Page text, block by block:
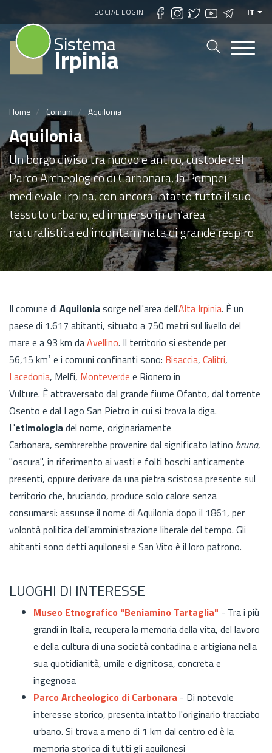
Salta
al
SOCIAL LOGIN IT
Sistema
Irpinia
Home Comuni Aquilonia
Aquilonia
Un borgo diviso tra nuovo e antico, custode del
Parco Archeologico di Carbonara, la Pompei
medievale irpina, con ancora intatto tutto il suo
tessuto urbano, ed immerso in un’area
naturalistica ed incontaminata di grande respiro
Il comune di Aquilonia sorge nell'area dell'Alta Irpinia. È un
paese di 1.617 abitanti, situato a 750 metri sul livello del
mare e a 93 km daAvellino. Il territorio si estende per
56,15 km² e i comuni confinanti sono: Bisaccia, Calitri,
Lacedonia, Melfi, Monteverde e Rionero in
Vulture. È attraversato dal grande fiume Ofanto, dal torrente
Osento e dal Lago San Pietro in cui si trova la diga.
L'etimologia del nome, originariamente
Carbonara, sembrerebbe provenire dal significato latino bruna,
"oscura", in riferimento ai vasti e folti boschi anticamente
presenti, oppure derivare da una pietra scistosa presente sul
territorio che, bruciando, produce solo calore senza
consumarsi: assunse il nome di Aquilonia dopo il 1861, per
volontà politica dell'amministrazione liberale del tempo. Gli
abitanti sono detti aquilonesi e San Vito è il loro patrono.
LUOGHI DI INTERESSE
Museo Etnografico "Beniamino Tartaglia" - Tra i più
grandi in Italia, recupera la memoria della vita, del lavoro
e della cultura di una società contadina e artigiana nella
sua quotidianità, umile e dignitosa, concreta e
ingegnosa
Parco Archeologico di Carbonara - Di notevole
interesse storico, presenta intatto l'originario tracciato
urbano. Si trova a meno di 1 km dal centro ed è la
memoria storica di tutti gli aquilonesi